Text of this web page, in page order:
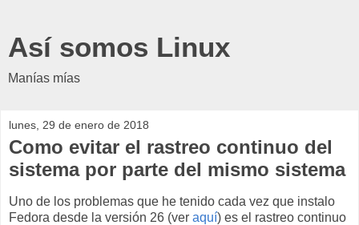
Así somos Linux
Manías mías
lunes, 29 de enero de 2018
Como evitar el rastreo continuo del
sistema por parte del mismo sistema
Uno de los problemas que he tenido cada vez que instalo
Fedora desde la versión 26 (ver aquí) es el rastreo continuo